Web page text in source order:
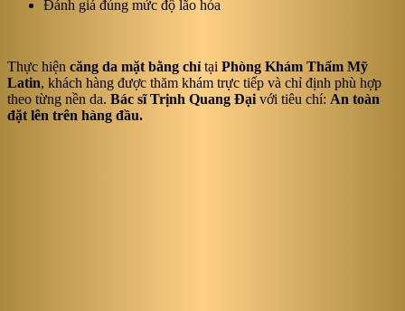
Đánh giá đúng mức độ lão hóa
Thực hiện căng da mặt bằng chỉ tại Phòng Khám Thẩm Mỹ
Latin, khách hàng được thăm khám trực tiếp và chỉ định phù hợp
theo từng nền da. Bác sĩ Trịnh Quang Đại với tiêu chí: An toàn
đặt lên trên hàng đầu.